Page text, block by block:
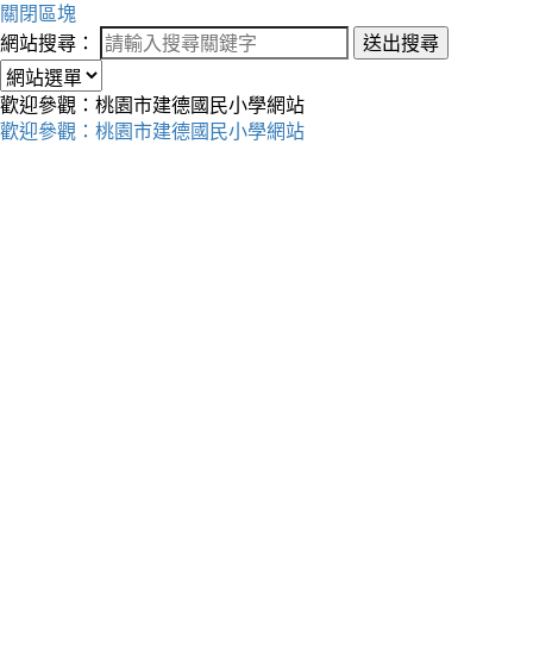
關閉區塊
網站搜尋：
送出搜尋
歡迎參觀：桃園市建德國民小學網站
歡迎參觀：桃園市建德國民小學網站